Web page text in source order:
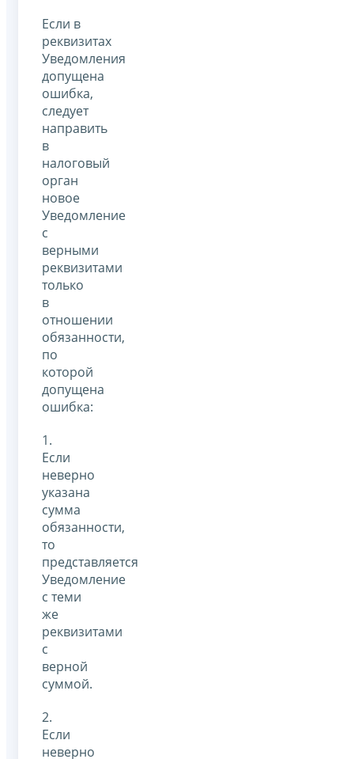
Если в
реквизитах
Уведомления
допущена
ошибка,
следует
направить
в
налоговый
орган
новое
Уведомление
с
верными
реквизитами
только
в
отношении
обязанности,
по
которой
допущена
ошибка:
1.
Если
неверно
указана
сумма
обязанности,
то
представляется
Уведомление
с теми
же
реквизитами
с
верной
суммой.
2.
Если
неверно